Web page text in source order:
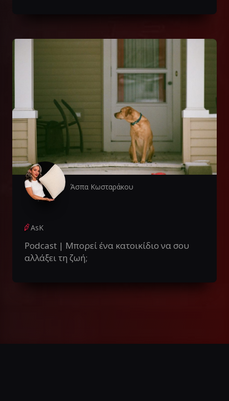
Άσπα Κωσταράκου
AsK
Podcast | Μπορεί ένα κατοικίδιο να σου
αλλάξει τη ζωή;